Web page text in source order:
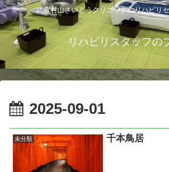
武蔵村山さいとうクリニックのリハビリ
リハビリスタッフの
2025-09-01
未分類 千本鳥居